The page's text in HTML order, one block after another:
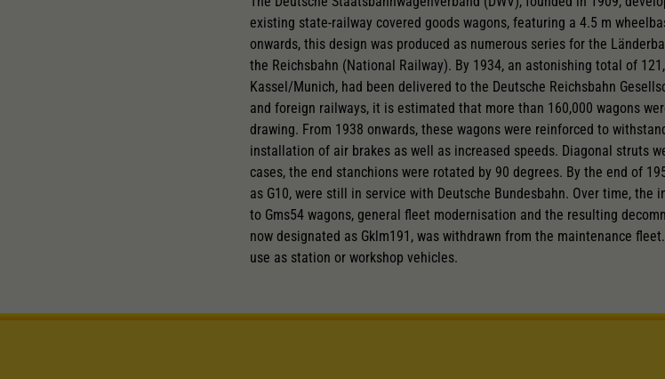
existing state-railway covered goods wagons, featuring a 4.5 m
onwards, this design was produced as numerous series for the
the Reichsbahn (National Railway). By 1934, an astonishing total of
Kassel/Munich, had been delivered to the Deutsche Reichsbahn
and foreign railways, it is estimated that more than 160,000 wagons
drawing. From 1938 onwards, these wagons were reinforced to
installation of air brakes as well as increased speeds. Diagonal struts
cases, the end stanchions were rotated by 90 degrees. By the end of
as G10, were still in service with Deutsche Bundesbahn. Over time,
to Gms54 wagons, general fleet modernisation and the resulting
now designated as Gklm191, was withdrawn from the maintenance
use as station or workshop vehicles.